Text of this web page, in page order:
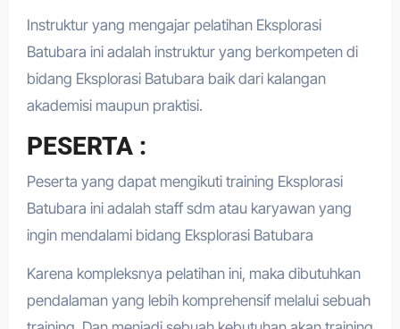
Instruktur yang mengajar pelatihan Eksplorasi
Batubara ini adalah instruktur yang berkompeten di
bidang Eksplorasi Batubara baik dari kalangan
akademisi maupun praktisi.
PESERTA :
Peserta yang dapat mengikuti training Eksplorasi
Batubara ini adalah staff sdm atau karyawan yang
ingin mendalami bidang Eksplorasi Batubara
Karena kompleksnya pelatihan ini, maka dibutuhkan
pendalaman yang lebih komprehensif melalui sebuah